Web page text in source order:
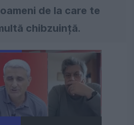
de la care te
chibzuință.